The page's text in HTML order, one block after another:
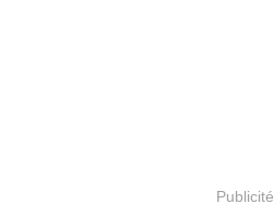
Publicité